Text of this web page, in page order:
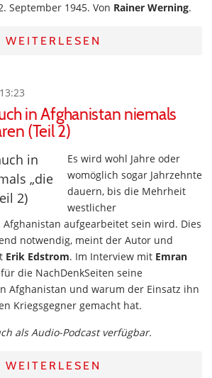
September 1945. Von Rainer Werning.
WEITERLESEN
in Afghanistan niemals
(Teil 2)
Es wird wohl Jahre oder
womöglich sogar Jahrzehnte
dauern, bis die Mehrheit
westlicher
aufgearbeitet sein wird. Dies
notwendig, meint der Autor und
Erik Edstrom. Im Interview mit Emran
die NachDenkSeiten seine
Afghanistan und warum der Einsatz ihn
Kriegsgegner gemacht hat.
als Audio-Podcast verfügbar.
WEITERLESEN